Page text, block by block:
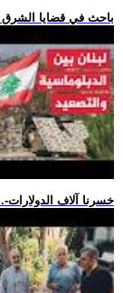
.. باحث في قضايا
.. -خسرنا آلاف